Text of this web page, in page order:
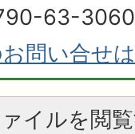
63-3060
問い合せ
イルを閲